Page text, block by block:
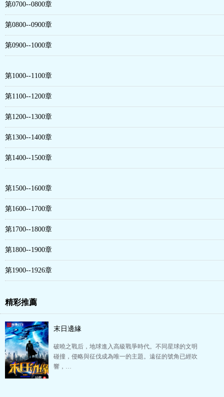
第0700--0800章
第0800--0900章
第0900--1000章
第1000--1100章
第1100--1200章
第1200--1300章
第1300--1400章
第1400--1500章
第1500--1600章
第1600--1700章
第1700--1800章
第1800--1900章
第1900--1926章
精彩推薦
末日邊緣
破曉之戰后，地球進入高級戰爭時代。不同星球的文明
碰撞，侵略與征伐成為唯一的主題。遠征的號角已經吹
響，…